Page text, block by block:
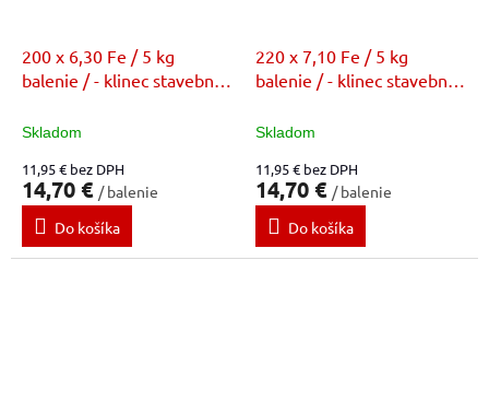
200 x 6,30 Fe / 5 kg
balenie / - klinec stavebný
Skladom
11,95 € bez DPH
14,70 € / balenie
Do košíka
220 x 7,10 Fe / 5 kg
balenie / - klinec stavebný
Skladom
11,95 € bez DPH
14,70 € / balenie
Do košíka